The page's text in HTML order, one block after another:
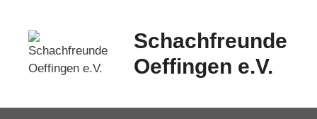
Schachfreunde
Oeffingen e.V.